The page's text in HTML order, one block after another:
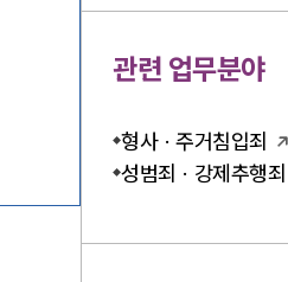
관련 업무분야
형사 · 주거침입죄
성범죄 · 강제추행